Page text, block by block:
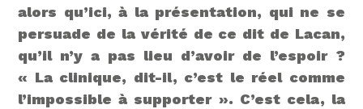
alors qu’ici, à la présentation, qui ne se
persuade de la vérité de ce dit de Lacan,
qu’il n’y a pas lieu d’avoir de l’espoir ?
« La clinique, dit-il, c’est le réel comme
l’impossible à supporter ». C’est cela, la